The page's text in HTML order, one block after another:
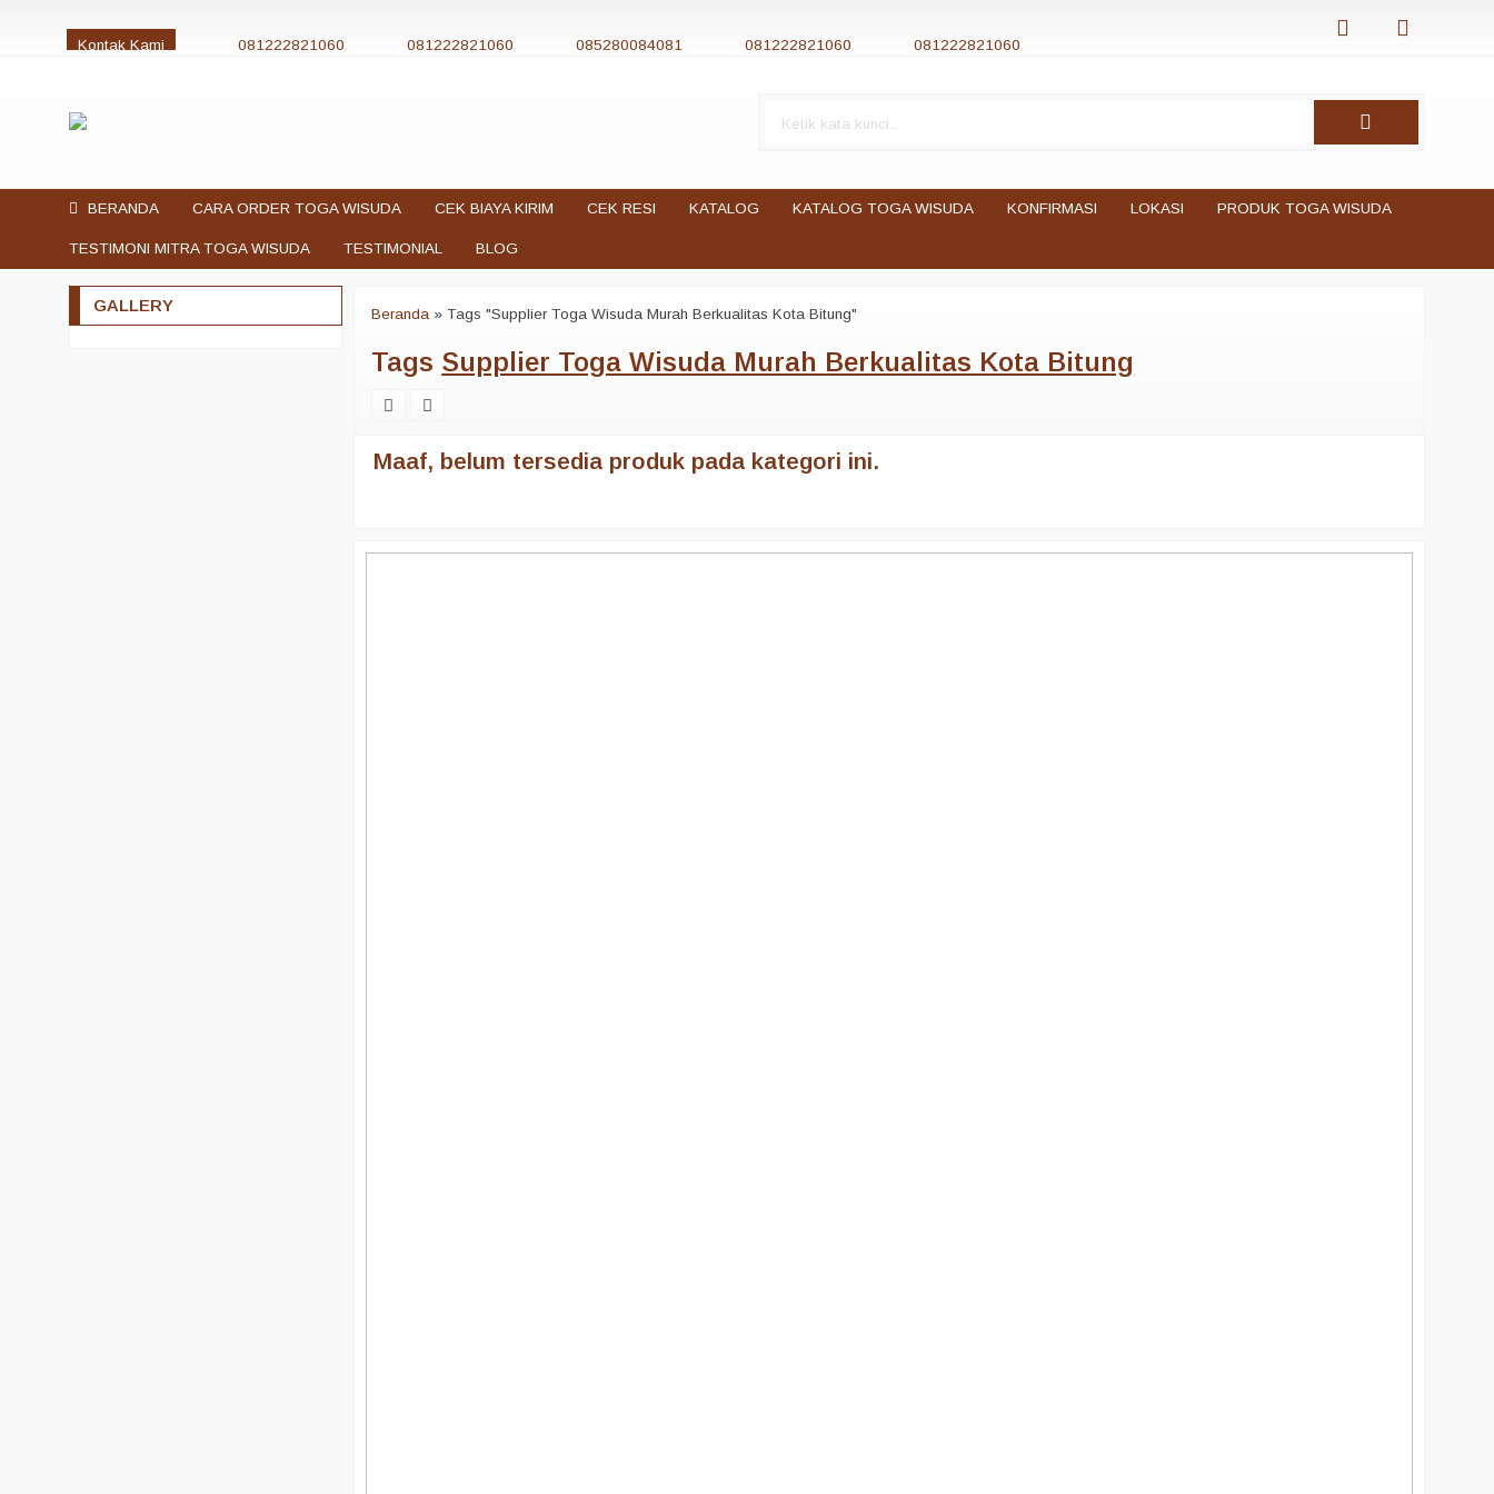
Kontak Kami 081222821060 081222821060 085280084081 081222821060 081222821060
BERANDA CARA ORDER TOGA WISUDA CEK BIAYA KIRIM CEK RESI KATALOG KATALOG TOGA WISUDA KONFIRMASI LOKASI PRODUK TOGA WISUDA
TESTIMONI MITRA TOGA WISUDA TESTIMONIAL BLOG
Beranda »Tags "Supplier Toga Wisuda Murah Berkualitas Kota Bitung"
Tags Supplier Toga Wisuda Murah Berkualitas Kota Bitung
Maaf, belum tersedia produk pada kategori ini.
GALLERY